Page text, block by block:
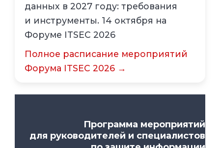
данных в 2027 году: требования
и инструменты. 14 октября на
Форуме ITSEC 2026
Полное расписание мероприятий
Форума ITSEC 2026 →
Программа мероприятий
для руководителей и специалистов